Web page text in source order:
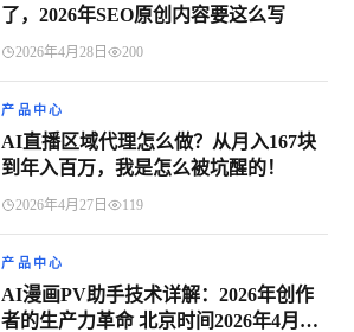
了，2026年SEO原创内容要这么写
2026年4月28日 200
产品中心
AI直播区域代理怎么做？从月入167块
到年入百万，我是怎么被坑醒的！
2026年4月27日 119
产品中心
AI漫画PV助手技术详解：2026年创作
者的生产力革命 北京时间2026年4月10